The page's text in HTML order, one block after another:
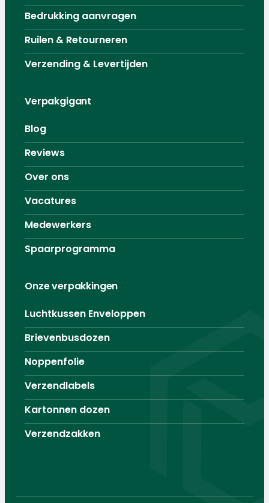
Bedrukking aanvragen
Ruilen & Retourneren
Verzending & Levertijden
Verpakgigant
Blog
Reviews
Over ons
Vacatures
Medewerkers
Spaarprogramma
Onze verpakkingen
Luchtkussen Enveloppen
Brievenbusdozen
Noppenfolie
Verzendlabels
Kartonnen dozen
Verzendzakken